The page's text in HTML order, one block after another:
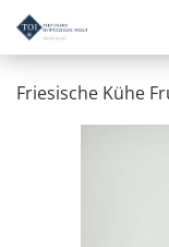
Friesische Kühe